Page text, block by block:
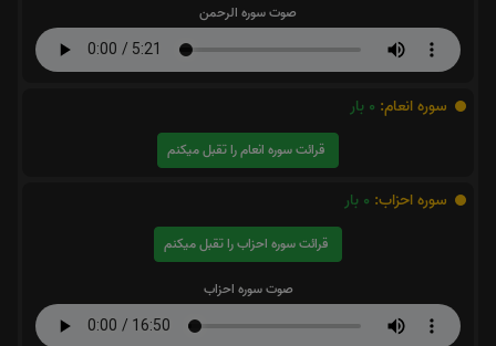
صوت سوره الرحمن
سوره انعام: 0 بار
قرائت سوره انعام را تقبل میکنم
سوره احزاب: 0 بار
قرائت سوره احزاب را تقبل میکنم
صوت سوره احزاب